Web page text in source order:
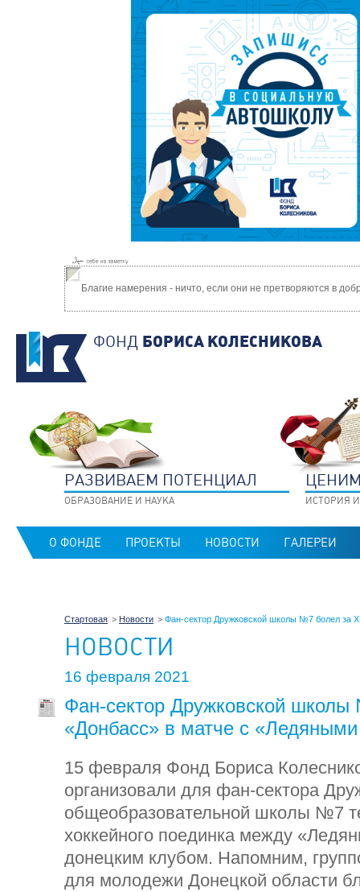
Благие намерения - ничто, если они не претворяются в
ФОНД БОРИСА КОЛЕСНИКОВА
РАЗВИВАЕМ ПОТЕНЦИАЛ
ОБРАЗОВАНИЕ И НАУКА ИСТОРИЯ
О ФОНДЕ ПРОЕКТЫ НОВОСТИ ГАЛЕРЕИ
Стартовая Новости Фан-сектор Дружковской школы №7 болел за
НОВОСТИ
16 февраля 2021
Фан-сектор Дружковской
«Донбасс» в матче с
15 февраля Фонд Бориса
организовали для фан-сектора
общеобразовательной школы №7
хоккейного поединка между
донецким клубом. Напомним,
для молодежи Донецкой области